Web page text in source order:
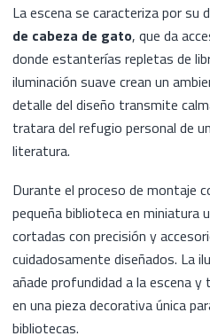
La escena se caracteriza por su
de cabeza de gato, que da
donde estanterías repletas de
iluminación suave crean un
detalle del diseño transmite
tratara del refugio personal de
literatura.
Durante el proceso de montaje
pequeña biblioteca en miniatura
cortadas con precisión y
cuidadosamente diseñados. La
añade profundidad a la escena
en una pieza decorativa única
bibliotecas.